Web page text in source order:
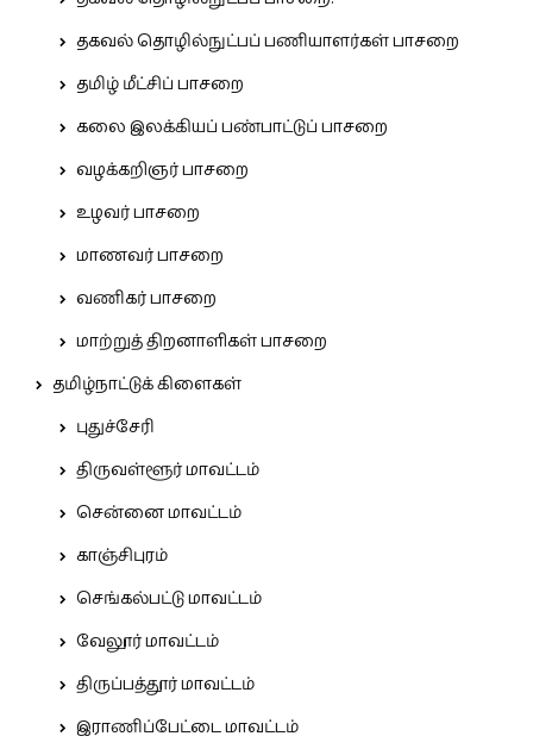
தகவல் தொழில்நுட்பப் பணியாளர்கள் பாசறை
தமிழ் மீட்சிப் பாசறை
கலை இலக்கியப் பண்பாட்டுப் பாசறை
வழக்கறிஞர் பாசறை
உழவர் பாசறை
மாணவர் பாசறை
வணிகர் பாசறை
மாற்றுத் திறனாளிகள் பாசறை
தமிழ்நாட்டுக் கிளைகள்
புதுச்சேரி
திருவள்ளூர் மாவட்டம்
சென்னை மாவட்டம்
காஞ்சிபுரம்
செங்கல்பட்டு மாவட்டம்
வேலூர் மாவட்டம்
திருப்பத்தூர் மாவட்டம்
இராணிப்பேட்டை மாவட்டம்